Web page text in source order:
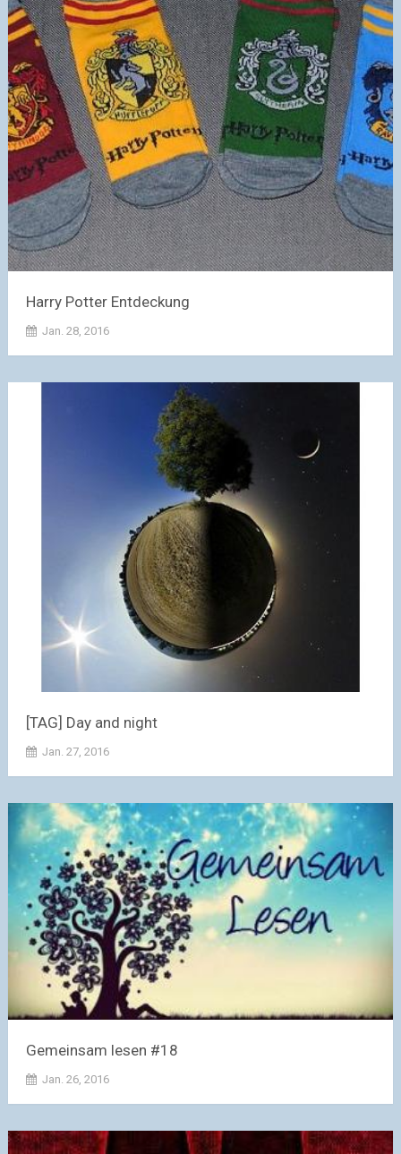
Harry Potter Entdeckung
Jan. 28, 2016
[TAG] Day and night
Jan. 27, 2016
Gemeinsam lesen #18
Jan. 26, 2016